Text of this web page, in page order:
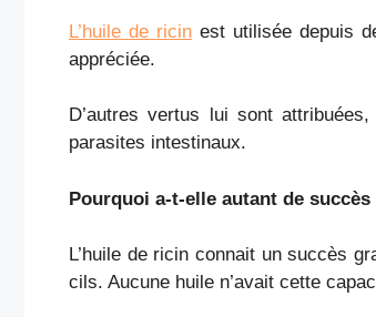
L’huile de ricinest utilisée depuis
appréciée.
D’autres vertus lui sont
parasites intestinaux.
Pourquoi a-t-elle autant de succès
L’huile de ricin connait un succès
cils. Aucune huile n’avait cette